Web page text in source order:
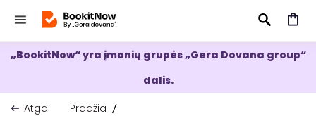
IEŠKOTI
„BookitNow“ yra įmonių grupės „Gera Dovana group“
dalis.
Atgal
Pradžia